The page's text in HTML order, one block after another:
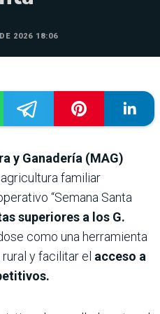
2026 18:06
y Ganadería (MAG)
familiar
“Semana Santa
superiores a los G.
como una herramienta
y facilitar el acceso a